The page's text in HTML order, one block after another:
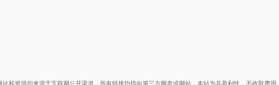
和资源均来源于互联网公开渠道，所有链接均指向第三方网盘或网站，本站为非盈利性，不收取费用。